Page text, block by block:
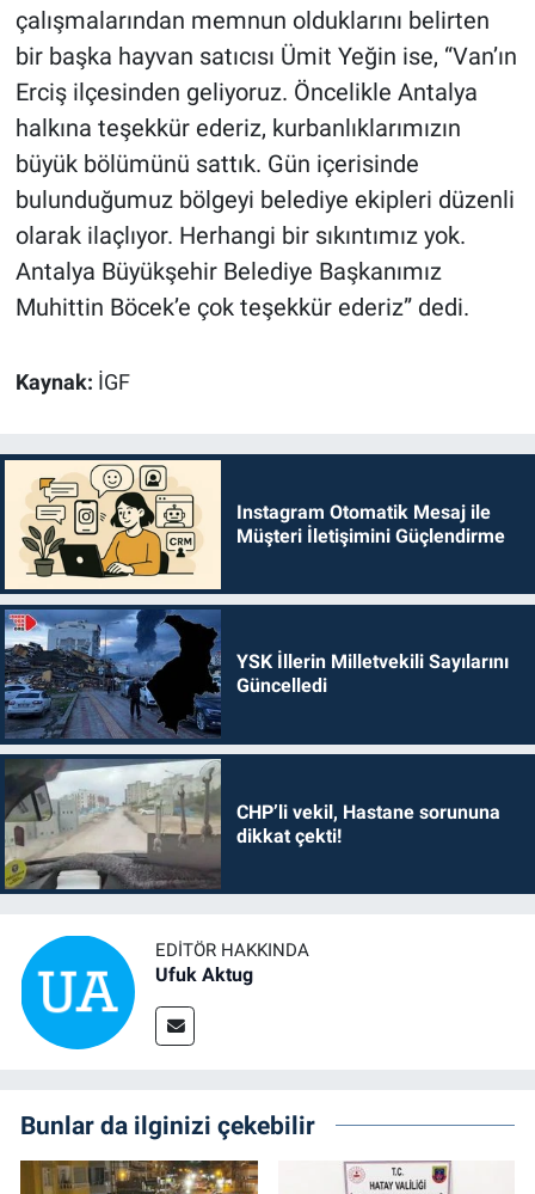
çalışmalarından memnun olduklarını belirten
bir başka hayvan satıcısı Ümit Yeğin ise, “Van’ın
Erciş ilçesinden geliyoruz. Öncelikle Antalya
halkına teşekkür ederiz, kurbanlıklarımızın
büyük bölümünü sattık. Gün içerisinde
bulunduğumuz bölgeyi belediye ekipleri düzenli
olarak ilaçlıyor. Herhangi bir sıkıntımız yok.
Antalya Büyükşehir Belediye Başkanımız
Muhittin Böcek’e çok teşekkür ederiz” dedi.
Kaynak: İGF
Instagram Otomatik Mesaj ile
Müşteri İletişimini Güçlendirme
YSK İllerin Milletvekili Sayılarını
Güncelledi
CHP’li vekil, Hastane sorununa
dikkat çekti!
EDITÖR HAKKINDA
Ufuk Aktug
Bunlar da ilginizi çekebilir